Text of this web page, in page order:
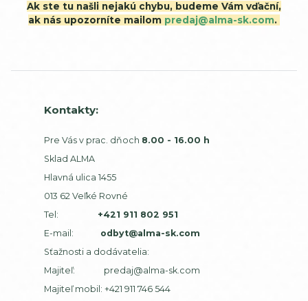
Ak ste tu našli nejakú chybu, budeme Vám vďační,
ak nás upozorníte mailom predaj@alma-sk.com.
Kontakty:
Pre Vás v prac. dňoch 8.00 - 16.00 h
Sklad ALMA
Hlavná ulica 1455
013 62 Veľké Rovné
Tel:
+421 911 802 951
E-mail: odbyt@alma-sk.com
Sťažnosti a dodávatelia:
Majiteľ: predaj@alma-sk.com
Majiteľ mobil: +421 911 746 544